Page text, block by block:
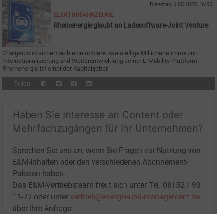
Dienstag, 6.05.2025, 16:05
ELEKTROFAHRZEUGE
Rheinenergie glaubt an Ladesoftware-Joint Venture
Chargecloud sichert sich eine mittlere zweistellige Millionensumme zur
Internationalisierung und Weiterentwicklung seiner E-Mobility-Plattform.
Rheinenergie ist einer der Kapitalgeber.
Teilen:
Haben Sie Interesse an Content oder
Mehrfachzugängen für Ihr Unternehmen?
Sprechen Sie uns an, wenn Sie Fragen zur Nutzung von
E&M-Inhalten oder den verschiedenen Abonnement-
Paketen haben.
Das E&M-Vertriebsteam freut sich unter Tel. 08152 / 93
11-77 oder unter vertrieb@energie-und-management.de
über Ihre Anfrage.